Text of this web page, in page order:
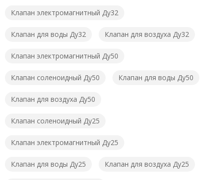
Клапан электромагнитный Ду32
Клапан для воды Ду32 Клапан для воздуха Ду32
Клапан электромагнитный Ду50
Клапан соленоидный Ду50 Клапан для воды Ду50
Клапан для воздуха Ду50
Клапан соленоидный Ду25
Клапан электромагнитный Ду25
Клапан для воды Ду25 Клапан для воздуха Ду25